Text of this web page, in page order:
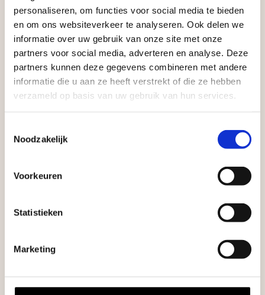
personaliseren, om functies voor social media te bieden
en om ons websiteverkeer te analyseren. Ook delen we
informatie over uw gebruik van onze site met onze
partners voor social media, adverteren en analyse. Deze
partners kunnen deze gegevens combineren met andere
informatie die u aan ze heeft verstrekt of die ze hebben
verzameld op basis van uw gebruik van hun services.
Noodzakelijk
Voorkeuren
Statistieken
Marketing
aan producten van topkwaliteit. Lees meer over de
zakelijke mogelijkheden.
Vrijblijvend advies?
Geen probleem, wij hebben alles voor uw
graag!
NEEM CONTACT MET ONS OP
Aangepaste openingstijden tijdens de
vakantieperiode
Waardenburg en Vego Dordrecht hanteren tijdens
de vakantieperiode aangepaste openingstijden op
zaterdag. Bekijk de vestigingspagina voor de
actuele openingstijden.
maanden dicht is voor al het wegverkeer, is het fijn
Met vier vestigingen en inspirerende showtuinen
tuinproject.